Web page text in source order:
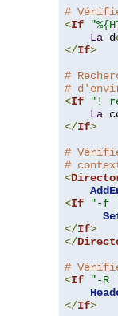
#
<If
La d
</If>
#
#
<If "!
La
</If>
#
#
<
<If
"-f
</If>
</
#
<If "-R
</If>